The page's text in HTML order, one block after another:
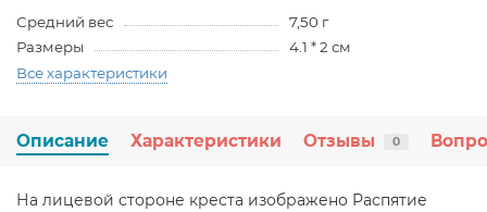
Средний вес
7,50 г
Размеры
4.1 * 2 см
Все характеристики
Описание Характеристики Отзывы 0
На лицевой стороне креста изображено Распятие